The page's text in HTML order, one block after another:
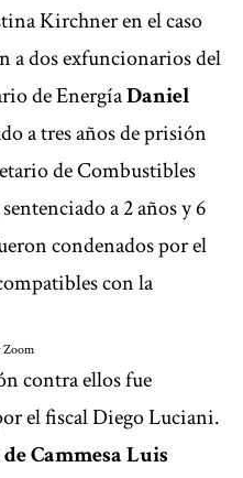
Kirchner en el caso
a dos exfuncionarios del
de EnergíaDaniel
a tres años de prisión
de Combustibles
a 2 años y 6
condenados por el
con la
Zoom
contra ellos fue
el fiscal Diego Luciani.
Cammesa Luis